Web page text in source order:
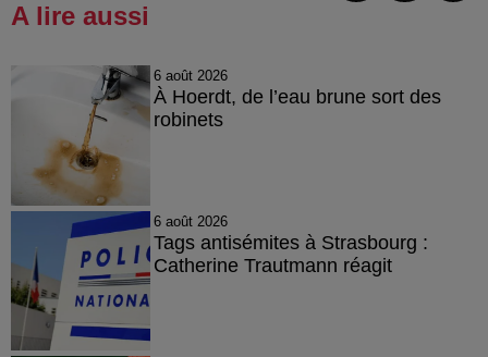
A lire aussi
6 août 2026
À Hoerdt, de l’eau brune sort des
robinets
6 août 2026
Tags antisémites à Strasbourg :
Catherine Trautmann réagit